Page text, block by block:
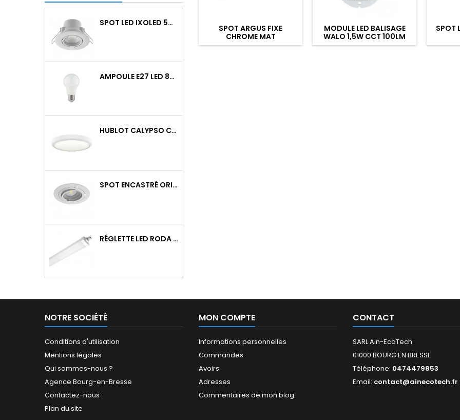
SPOT LED IXOLED 5W ORIENTABLE CCT DIMMABLE 600LM IP65 BLANC BBC
AMPOULE E27 LED 8W RAPID PRO V2 4000K 810LM
HUBLOT CALYPSO CCT 9-18W 2000LM ON/OFF IK10 BLANC
SPOT ENCASTRÉ ORIENTABLE WATTO GU10 AUTO BLANC
RÉGLETTE LED RODA BASIC 1266MM 36W 4300LM 4000K IP65 TRAV.
SPOT ARGUS FIXE
CHROME MAT
MODULE LED BALISAGE
WALO 1,5W CCT 100LM
Ø75MM
SPOT
NOTRE SOCIÉTÉ
Conditions d'utilisation
Mentions légales
Qui sommes-nous ?
Agence Bourg-en-Bresse
Contactez-nous
Plan du site
MON COMPTE
Informations personnelles
Commandes
Avoirs
Adresses
Commentaires de mon blog
CONTACT
SARL Ain-EcoTech
01000 BOURG EN BRESSE
Téléphone: 0474479853
Email: contact@ainecotech.fr